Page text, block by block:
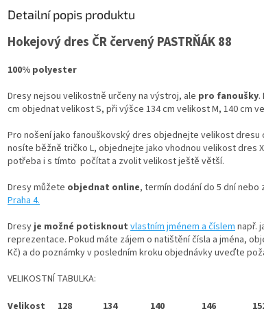
Detailní popis produktu
Hokejový dres ČR červený PASTRŇÁK 88
100% polyester
Dresy nejsou velikostně určeny na výstroj, ale pro fanoušky.
cm objednat velikost S, při výšce 134 cm velikost M, 140 cm
Pro nošení jako fanouškovský dres objednejte velikost
nosíte běžně tričko L, objednejte jako vhodnou velikost dres
potřeba i s tímto počítat a zvolit velikost ještě větší.
Dresy můžete objednat online, termín dodání do 5 dní
Praha 4.
Dresy je možné potisknout vlastním jménem a číslem např.
reprezentace. Pokud máte zájem o natištění čísla a jména,
Kč) a do poznámky v posledním kroku objednávky uveďte
VELIKOSTNÍ TABULKA:
Velikost
128 134 140 146